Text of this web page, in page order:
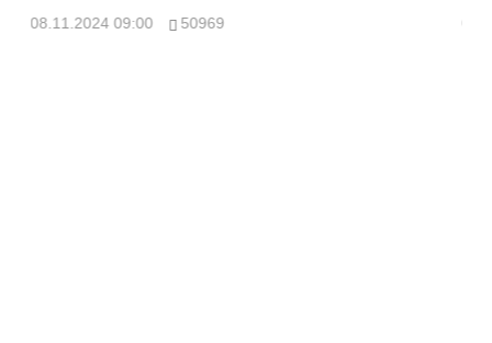
08.11.2024 09:00 50969